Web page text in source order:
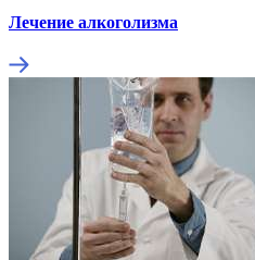
Лечение алкоголизма